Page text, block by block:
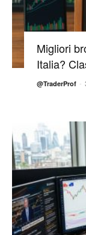
Migliori
Italia?
@TraderProf -